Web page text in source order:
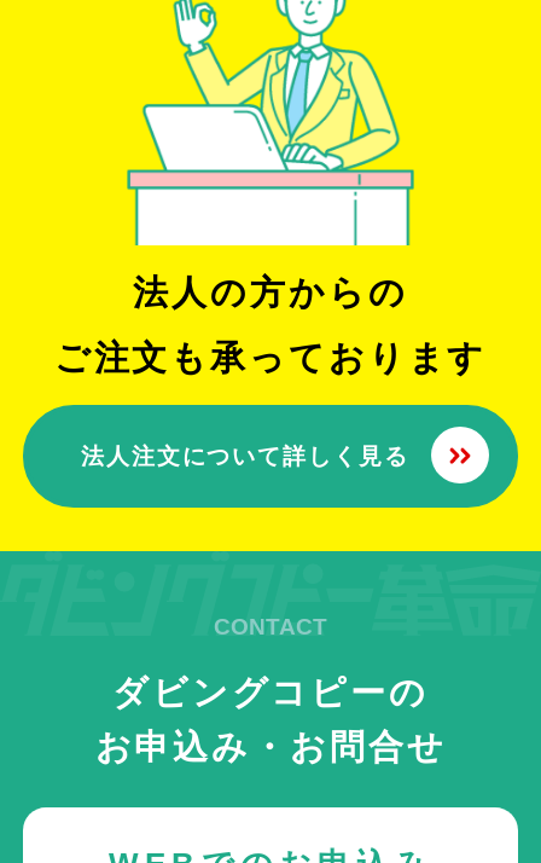
法人の方からの
ご注文も承っております
法人注文について詳しく見る
ダビングコピーの
お申込み・お問合せ